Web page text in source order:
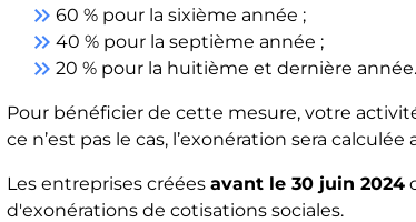
keyboard_double_arrow_right60 % pour la sixième année ;
keyboard_double_arrow_right40 % pour la septième année ;
keyboard_double_arrow_right20 % pour la huitième et dernière année.
Pour bénéficier de cette mesure, votre
ce n’est pas le cas, l’exonération sera
Les entreprises crééesavant le 30 juin 2024
d'exonérations de cotisations sociales.